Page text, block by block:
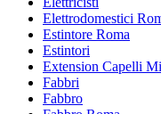
Elettrodomestici
Estintore Roma
Estintori
Extension Capelli
Fabbri
Fabbro